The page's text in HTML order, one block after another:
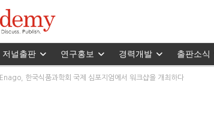
저널출판 연구홍보 경력개발 출판소식
Enago, 한국식품과학회 국제 심포지엄에서 워크샵을 개최하다